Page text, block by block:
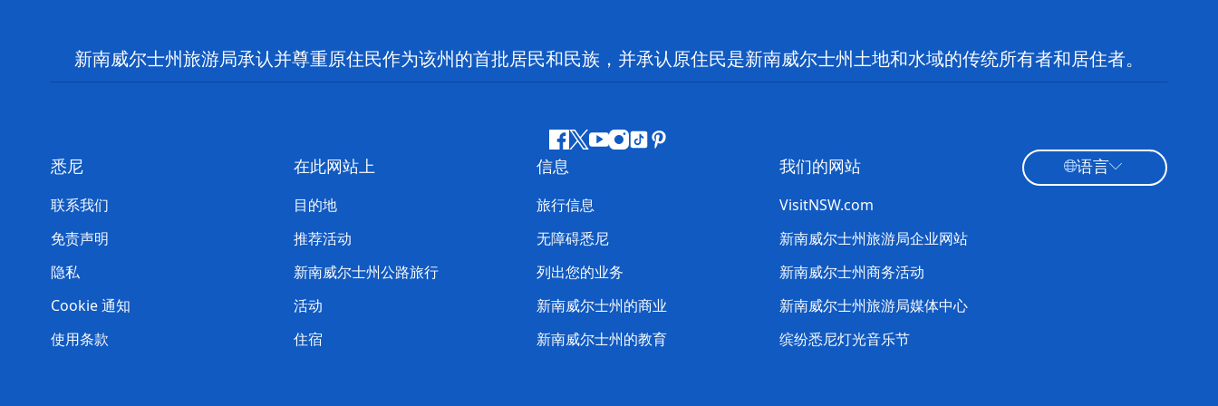
新南威尔士州旅游局承认并尊重原住民作为该州的首批居民和民族，并承认原住民是新南威尔士州土地和水域的传统所有者和居住者。
Facebook
叽
喳
喳
YouTube
Instagram
抖 Pinterest
悉尼
联系我们
免责声明
隐私
Cookie 通知
使用条款
在此网站上
目的地
推荐活动
新南威尔士州公路旅行
活动
住宿
信息
旅行信息
无障碍悉尼
列出您的业务
新南威尔士州的商业
新南威尔士州的教育
我们的网站
VisitNSW.com
新南威尔士州旅游局企业网站
新南威尔士州商务活动
新南威尔士州旅游局媒体中心
缤纷悉尼灯光音乐节
语言